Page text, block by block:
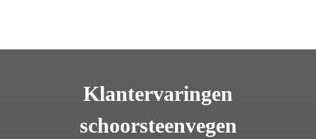
Klantervaringen
schoorsteenvegen